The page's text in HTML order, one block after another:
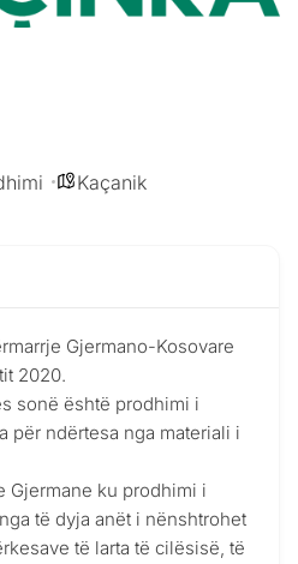
Kaçanik
Gjermano-Kosovare
2020.
sonë është prodhimi i
për ndërtesa nga materiali i
Gjermane ku prodhimi i
të dyja anët i nënshtrohet
të larta të cilësisë, të